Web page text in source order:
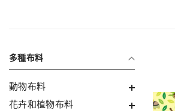
多種布料
動物布料
花卉和植物布料